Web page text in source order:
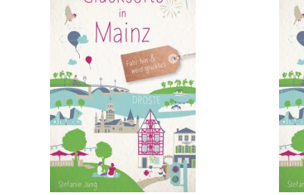
mehr Infos …
bestellen